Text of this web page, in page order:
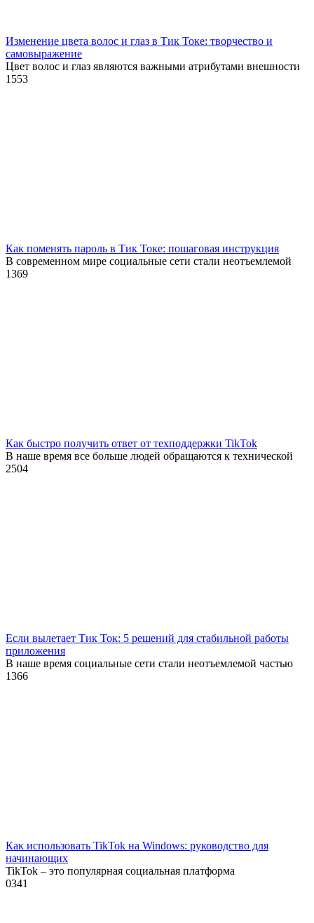
Изменение цвета волос и глаз в Тик Токе: творчество и
самовыражение
Цвет волос и глаз являются важными атрибутами внешности
1 553
Как поменять пароль в Тик Токе: пошаговая инструкция
В современном мире социальные сети стали неотъемлемой
1369
Как быстро получить ответ от техподдержки TikTok
В наше время все больше людей обращаются к технической
2504
Если вылетает Тик Ток: 5 решений для стабильной работы
приложения
В наше время социальные сети стали неотъемлемой частью
1366
Как использовать TikTok на Windows: руководство для
начинающих
TikTok – это популярная социальная платформа
0341